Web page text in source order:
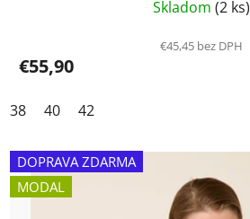
Skladom (2 ks)
€45,45 bez DPH
€55,90
38 40 42
DOPRAVA ZDARMA
MODAL